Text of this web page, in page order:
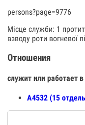
persons?page=9776
Місце служби: 1
взводу роти вогневої
Отношения
служит или работает
А4532 (15